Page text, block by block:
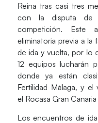
Reina tras casi tres
con la disputa
competición. Este
eliminatoria previa a
de ida y vuelta, por lo
12 equipos lucharán
donde ya están
Fertilidad Málaga, y el
el Rocasa Gran
Los encuentros de